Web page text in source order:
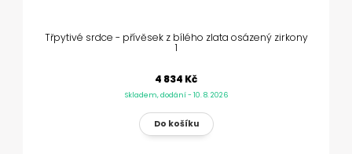
Třpytivé srdce - přívěsek z bílého zlata osázený zirkony
1
4 834 Kč
Skladem, dodání - 10. 8. 2026